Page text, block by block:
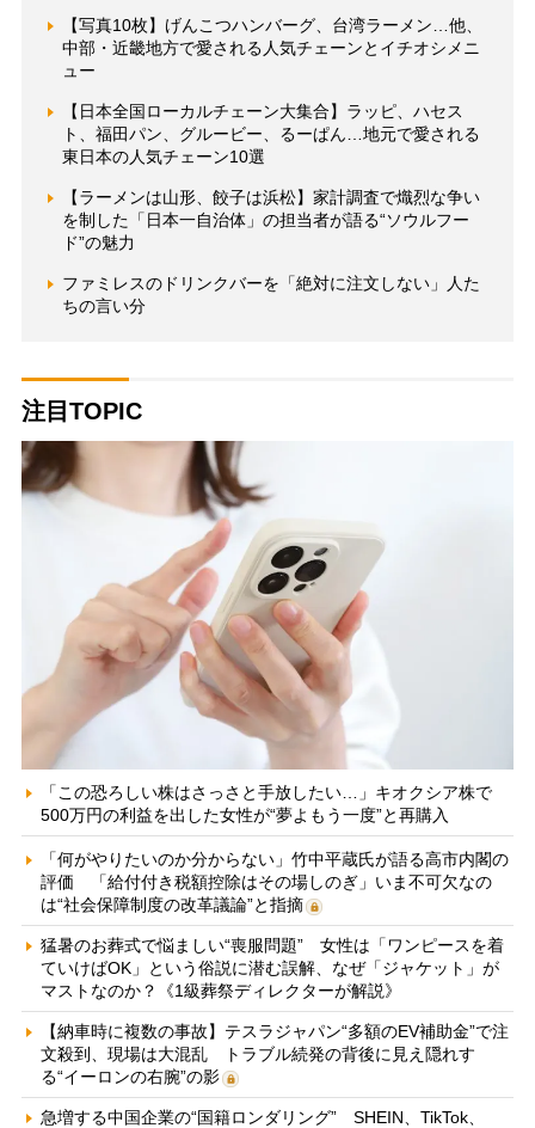
【写真10枚】げんこつハンバーグ、台湾ラーメン…他、
中部・近畿地方で愛される人気チェーンとイチオシメニ
ュー
【日本全国ローカルチェーン大集合】ラッピ、ハセス
ト、福田パン、グルービー、るーぱん…地元で愛される
東日本の人気チェーン10選
【ラーメンは山形、餃子は浜松】家計調査で熾烈な争い
を制した「日本一自治体」の担当者が語る“ソウルフー
ド”の魅力
ファミレスのドリンクバーを「絶対に注文しない」人た
ちの言い分
注目TOPIC
「この恐ろしい株はさっさと手放したい…」キオクシア株で
500万円の利益を出した女性が“夢よもう一度”と再購入
「何がやりたいのか分からない」竹中平蔵氏が語る高市内閣の
評価 「給付付き税額控除はその場しのぎ」いま不可欠なの
は“社会保障制度の改革議論”と指摘
猛暑のお葬式で悩ましい“喪服問題” 女性は「ワンピースを着
ていけばOK」という俗説に潜む誤解、なぜ「ジャケット」が
マストなのか？《1級葬祭ディレクターが解説》
【納車時に複数の事故】テスラジャパン“多額のEV補助金”で注
文殺到、現場は大混乱 トラブル続発の背後に見え隠れす
る“イーロンの右腕”の影
急増する中国企業の“国籍ロンダリング” SHEIN、TikTok、